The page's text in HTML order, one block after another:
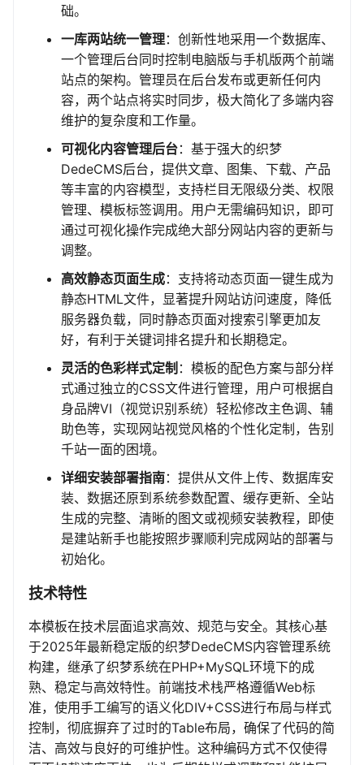
础。
一库两站统一管理：创新性地采用一个数据库、
一个管理后台同时控制电脑版与手机版两个前端
站点的架构。管理员在后台发布或更新任何内
容，两个站点将实时同步，极大简化了多端内容
维护的复杂度和工作量。
可视化内容管理后台：基于强大的织梦
DedeCMS后台，提供文章、图集、下载、产品
等丰富的内容模型，支持栏目无限级分类、权限
管理、模板标签调用。用户无需编码知识，即可
通过可视化操作完成绝大部分网站内容的更新与
调整。
高效静态页面生成：支持将动态页面一键生成为
静态HTML文件，显著提升网站访问速度，降低
服务器负载，同时静态页面对搜索引擎更加友
好，有利于关键词排名提升和长期稳定。
灵活的色彩样式定制 ：模板的配色方案与部分样
式通过独立的CSS文件进行管理，用户可根据自
身品牌VI（视觉识别系统）轻松修改主色调、辅
助色等，实现网站视觉风格的个性化定制，告别
千站一面的困境。
详细安装部署指南：提供从文件上传、数据库安
装、数据还原到系统参数配置、缓存更新、全站
生成的完整、清晰的图文或视频安装教程，即使
是建站新手也能按照步骤顺利完成网站的部署与
初始化。
技术特性
本模板在技术层面追求高效、规范与安全。其核心基
于2025年最新稳定版的织梦DedeCMS内容管理系统
构建，继承了织梦系统在PHP+MySQL环境下的成
熟、稳定与高效特性。前端技术栈严格遵循Web标
准，使用手工编写的语义化DIV+CSS进行布局与样式
控制，彻底摒弃了过时的Table布局，确保了代码的简
洁、高效与良好的可维护性。这种编码方式不仅使得